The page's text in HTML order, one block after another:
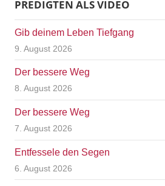
PREDIGTEN ALS VIDEO
Gib deinem Leben Tiefgang
9. August 2026
Der bessere Weg
8. August 2026
Der bessere Weg
7. August 2026
Entfessele den Segen
6. August 2026